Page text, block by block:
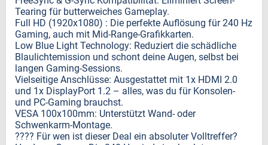
Tearing für butterweiches Gameplay.
Full HD (1920x1080) : Die perfekte Auflösung für 240 Hz
Gaming, auch mit Mid-Range-Grafikkarten.
Low Blue Light Technology: Reduziert die schädliche
Blaulichtemission und schont deine Augen, selbst bei
langen Gaming-Sessions.
Vielseitige Anschlüsse: Ausgestattet mit 1x HDMI 2.0
und 1x DisplayPort 1.2 – alles, was du für Konsolen-
und PC-Gaming brauchst.
VESA 100x100mm: Unterstützt Wand- oder
Schwenkarm-Montage.
???? Für wen ist dieser Deal ein absoluter Volltreffer?